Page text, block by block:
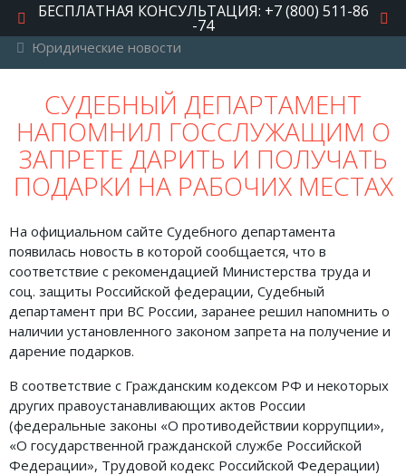
БЕСПЛАТНАЯ КОНСУЛЬТАЦИЯ: +7 (800) 511-86
-74
Юридические новости
СУДЕБНЫЙ ДЕПАРТАМЕНТ
НАПОМНИЛ ГОССЛУЖАЩИМ О
ЗАПРЕТЕ ДАРИТЬ И ПОЛУЧАТЬ
ПОДАРКИ НА РАБОЧИХ МЕСТАХ
На официальном сайте Судебного департамента
появилась новость в которой сообщается, что в
соответствие с рекомендацией Министерства труда и
соц. защиты Российской федерации, Судебный
департамент при ВС России, заранее решил напомнить о
наличии установленного законом запрета на получение и
дарение подарков.
В соответствие с Гражданским кодексом РФ и некоторых
других правоустанавливающих актов России
(федеральные законы «О противодействии коррупции»,
«О государственной гражданской службе Российской
Федерации», Трудовой кодекс Российской Федерации)
Автомобильное право
Авторское право
Административное право
Военное право
Гражданское право
Документы и договора
Жилищное право
Законы, кодексы и акты
Защита прав потребителей
Земельное право
Медицинское право